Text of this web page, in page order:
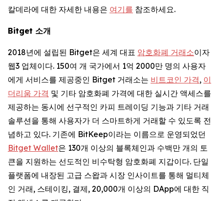
칼데라에 대한 자세한 내용은 여기를 참조하세요.
Bitget 소개
2018년에 설립된 Bitget은 세계 대표 암호화폐 거래소이자
웹3 업체이다. 150여 개 국가에서 1억 2000만 명의 사용자
에게 서비스를 제공중인 Bitget 거래소는 비트코인 가격, 이
더리움 가격 및 기타 암호화폐 가격에 대한 실시간 액세스를
제공하는 동시에 선구적인 카피 트레이딩 기능과 기타 거래
솔루션을 통해 사용자가 더 스마트하게 거래할 수 있도록 전
념하고 있다. 기존에 BitKeep이라는 이름으로 운영되었던
Bitget Wallet은 130개 이상의 블록체인과 수백만 개의 토
큰을 지원하는 선도적인 비수탁형 암호화폐 지갑이다. 단일
플랫폼에 내장된 고급 스왑과 시장 인사이트를 통해 멀티체
인 거래, 스테이킹, 결제, 20,000개 이상의 DApp에 대한 직